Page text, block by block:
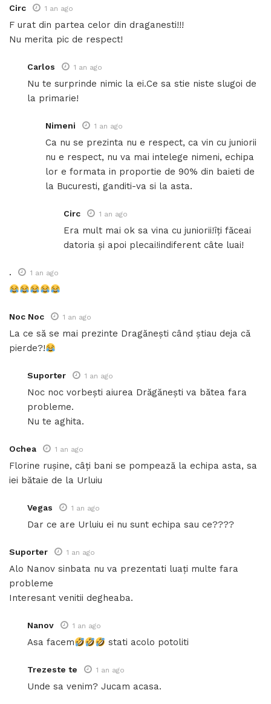
Circ 1 an ago
F urat din partea celor din draganesti!!!
Nu merita pic de respect!
Carlos 1 an ago
Nu te surprinde nimic la ei.Ce sa stie niste slugoi de
la primarie!
Nimeni 1 an ago
Ca nu se prezinta nu e respect, ca vin cu juniorii
nu e respect, nu va mai intelege nimeni, echipa
lor e formata in proportie de 90% din baieti de
la Bucuresti, ganditi-va si la asta.
Circ 1 an ago
Era mult mai ok sa vina cu juniorii!îți făceai
datoria și apoi plecai!indiferent câte luai!
. 1 an ago
Noc Noc 1 an ago
La ce să se mai prezinte Dragănești când știau deja că
pierde?!
Suporter 1 an ago
Noc noc vorbești aiurea Drăgănești va bătea fara
probleme.
Nu te aghita.
Ochea 1 an ago
Florine rușine, câți bani se pompează la echipa asta, sa
iei bătaie de la Urluiu
Vegas 1 an ago
Dar ce are Urluiu ei nu sunt echipa sau ce????
Suporter 1 an ago
Alo Nanov sinbata nu va prezentati luați multe fara
probleme
Interesant venitii degheaba.
Nanov 1 an ago
Asa facem stati acolo potoliti
Trezeste te 1 an ago
Unde sa venim? Jucam acasa.